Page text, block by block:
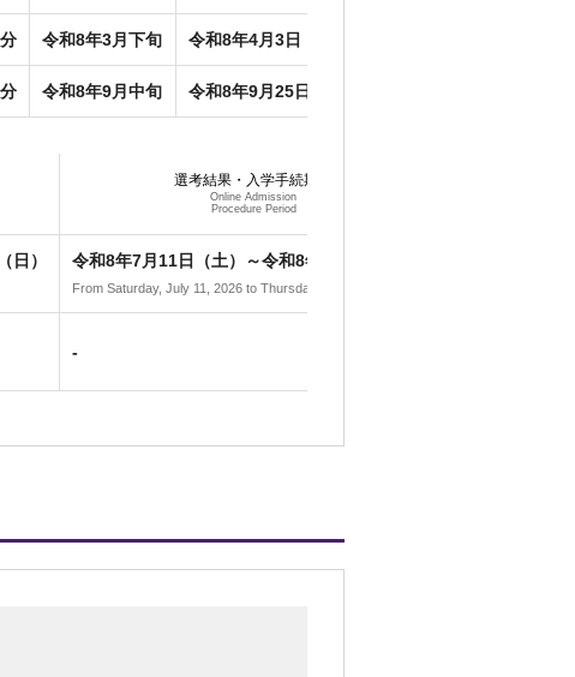
令和8年3月下旬 令和8年4月3日（金）11時59分まで
令和8年9月中旬 令和8年9月25日（金）11時59分まで
選考結果・入学手続期間
Online Admission
Procedure Period
日） 令和8年7月11日（土）～令和8年7月23日（木）
From Saturday, July 11, 2026 to Thursday, July 23, 2026
-